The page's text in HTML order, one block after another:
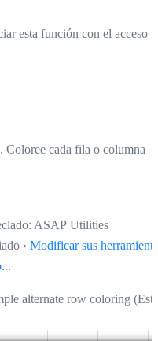
esta función con el acceso
Coloree cada fila o columna
ASAP Utilities
› Modificar sus
alternate row coloring (Esta